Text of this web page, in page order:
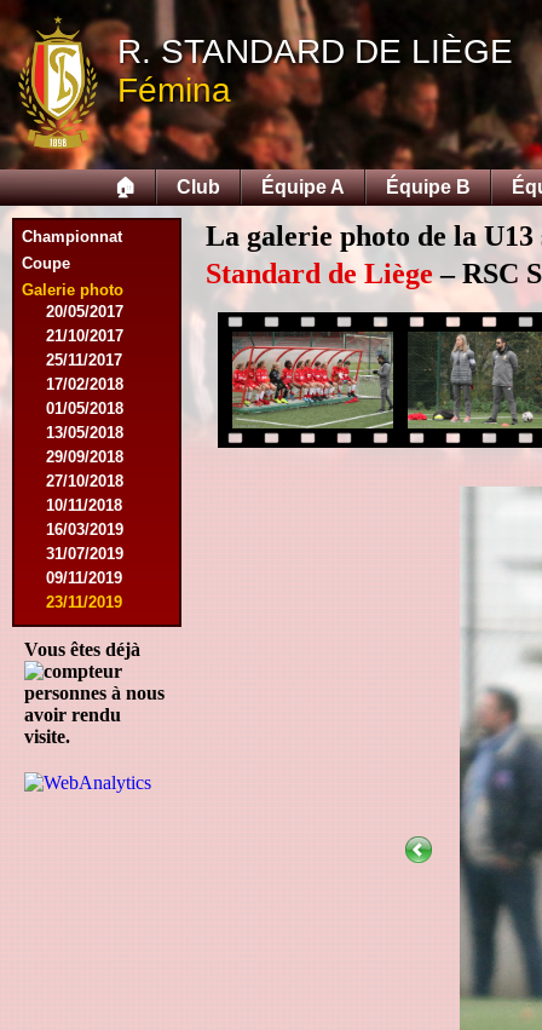
R. STANDARD DE LIÈGE
Fémina
🏠 Club Équipe A Équipe B
Championnat
Coupe
Galerie photo
12/09/2015
26/09/2015
03/10/2015
28/11/2015
09/03/2016
09/04/2016
13/04/2016
16/05/2016
09/08/2016
08/10/2016
01/03/2017
06/05/2017
20/05/2017
21/10/2017
25/11/2017
17/02/2018
01/05/2018
13/05/2018
29/09/2018
27/10/2018
10/11/2018
16/03/2019
31/07/2019
09/11/2019
23/11/2019
Vous êtes déjà
personnes à nous
avoir rendu
visite.
La galerie photo de la U13
Standard de Liège– RSC